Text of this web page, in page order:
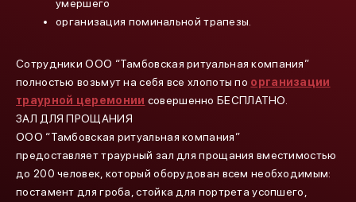
умершего
организация поминальной трапезы.
Сотрудники ООО “Тамбовская ритуальная компания”
полностью возьмут на себя все хлопоты по организации
траурной церемонии совершенно БЕСПЛАТНО.
ЗАЛ ДЛЯ ПРОЩАНИЯ
ООО “Тамбовская ритуальная компания”
предоставляет траурный зал для прощания вместимостью
до 200 человек, который оборудован всем необходимым:
постамент для гроба, стойка для портрета усопшего,